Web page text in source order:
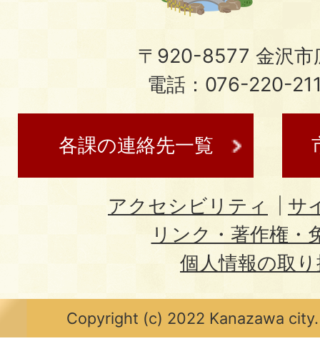
〒920-8577 金沢市
電話：076-220-
各課の連絡先一覧
アクセシビリティ
サ
リンク・著作権・
個人情報の取
Copyright (c) 2022 Kanazawa